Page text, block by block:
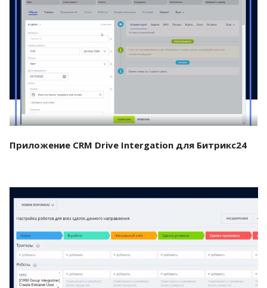
Смотреть проект
Приложение CRM Drive Intergation для Битрикс24
Смотреть проект